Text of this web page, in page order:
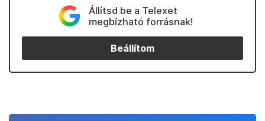
Állítsd be a Telexet
megbízható forrásnak!
Beállítom